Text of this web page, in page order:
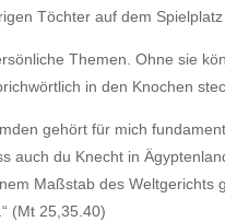
Töchter auf dem
Themen. Ohne sie
in den Knochen
gehört für mich
auch du Knecht in
Maßstab des
(Mt 25,35.40)